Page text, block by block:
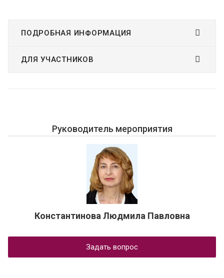
ПОДРОБНАЯ ИНФОРМАЦИЯ
ДЛЯ УЧАСТНИКОВ
Руководитель мероприятия
Константинова Людмила Павловна
Задать вопрос